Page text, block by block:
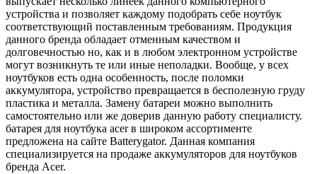
устройства и позволяет каждому подобрать себе ноутбук
соответствующий поставленным требованиям. Продукция
данного бренда обладает отменным качеством и
долговечностью но, как и в любом электронном устройстве
могут возникнуть те или иные неполадки. Вообще, у всех
ноутбуков есть одна особенность, после поломки
аккумулятора, устройство превращается в бесполезную груду
пластика и металла. Замену батареи можно выполнить
самостоятельно или же доверив данную работу специалисту.
батарея для ноутбука acer в широком ассортименте
предложена на сайте Batterygator. Данная компания
специализируется на продаже аккумуляторов для ноутбуков
бренда Аcer.